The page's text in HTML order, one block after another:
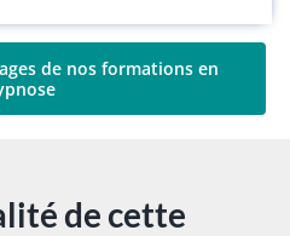
de nos formations en
de cette